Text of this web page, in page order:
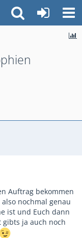
Auftrag bekommen
nochmal genau
ist und Euch dann
ja auch noch